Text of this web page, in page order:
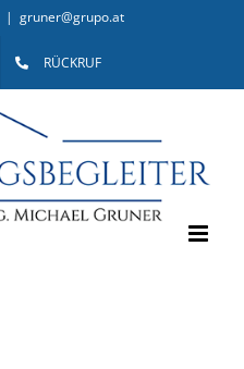
| gruner@grupo.at
RÜCKRUF